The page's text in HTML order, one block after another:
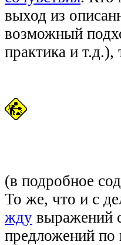
выход из
возможный
практика и т.д.),
(в подробное
То же, что и с
жду выражений
предложений по